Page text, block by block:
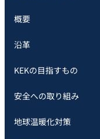
概要
沿革
KEKの目指すもの
安全への取り組み
地球温暖化対策